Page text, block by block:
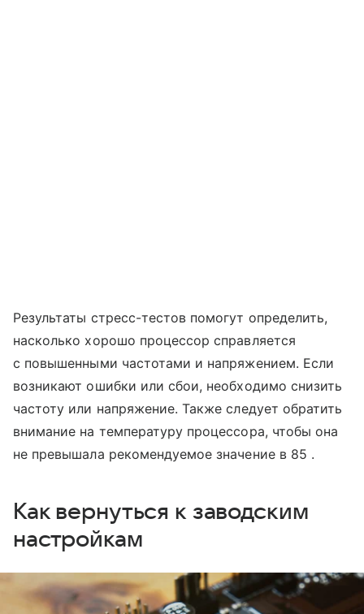
Результаты стресс-тестов помогут определить,
насколько хорошо процессор справляется
с повышенными частотами и напряжением. Если
возникают ошибки или сбои, необходимо снизить
частоту или напряжение. Также следует обратить
внимание на температуру процессора, чтобы она
не превышала рекомендуемое значение в 85 .
Как вернуться к заводским
настройкам